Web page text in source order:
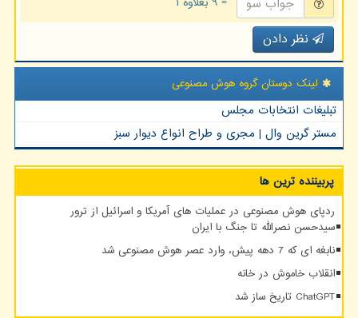
نظر دادن
لینک دوستان گروه هوش مصنوعی
تبلیغات انتخابات مجلس
مستر گرین وال | مجری و طراح انواع دیوار سبز
پربیننده ترین ها
ردپای هوش مصنوعی در عملیات های آمریکا و اسرائیل از ترور
سیدحسن نصرالله تا جنگ با ایران
نابغه ای که 7 دهه پیش، وارد عصر هوش مصنوعی شد
انقلاب خاموش در خانه
ChatGPT تاریخ ساز شد